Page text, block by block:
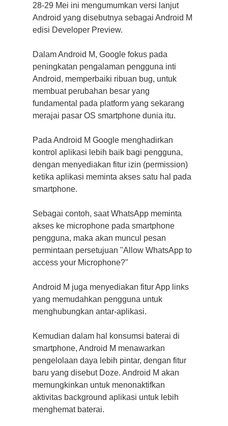
28-29 Mei ini mengumumkan versi lanjut
Android yang disebutnya sebagai Android M
edisi Developer Preview.
Dalam Android M, Google fokus pada
peningkatan pengalaman pengguna inti
Android, memperbaiki ribuan bug, untuk
membuat perubahan besar yang
fundamental pada platform yang sekarang
merajai pasar OS smartphone dunia itu.
Pada Android M Google menghadirkan
kontrol aplikasi lebih baik bagi pengguna,
dengan menyediakan fitur izin (permission)
ketika aplikasi meminta akses satu hal pada
smartphone.
Sebagai contoh, saat WhatsApp meminta
akses ke microphone pada smartphone
pengguna, maka akan muncul pesan
permintaan persetujuan "Allow WhatsApp to
access your Microphone?"
Android M juga menyediakan fitur App links
yang memudahkan pengguna untuk
menghubungkan antar-aplikasi.
Kemudian dalam hal konsumsi baterai di
smartphone, Android M menawarkan
pengelolaan daya lebih pintar, dengan fitur
baru yang disebut Doze. Android M akan
memungkinkan untuk menonaktifkan
aktivitas background aplikasi untuk lebih
menghemat baterai.